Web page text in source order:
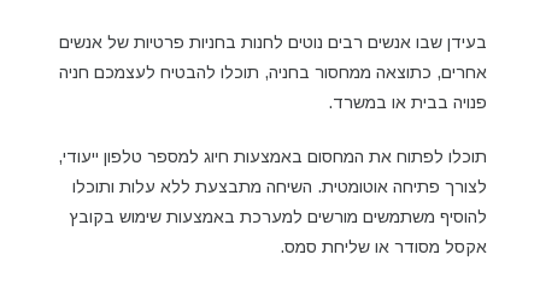
בעידן שבו אנשים רבים נוטים לחנות בחניות פרטיות של אנשים
אחרים, כתוצאה ממחסור בחניה, תוכלו להבטיח לעצמכם חניה
פנויה בבית או במשרד.
תוכלו לפתוח את המחסום באמצעות חיוג למספר טלפון ייעודי,
לצורך פתיחה אוטומטית. השיחה מתבצעת ללא עלות ותוכלו
להוסיף משתמשים מורשים למערכת באמצעות שימוש בקובץ
אקסל מסודר או שליחת סמס.